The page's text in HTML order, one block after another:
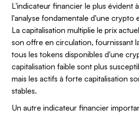
L'indicateur financier le plus évident
l'analyse fondamentale d'une crypto
La capitalisation multiplie le prix
son offre en circulation, fournissant
tous les tokens disponibles d'une
capitalisation faible sont plus
mais les actifs à forte capitalisation
stables.
Un autre indicateur financier